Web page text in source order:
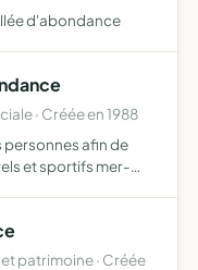
d'abondance
· Créée en 1988
personnes afin de
et sportifs mer-
patrimoine · Créée